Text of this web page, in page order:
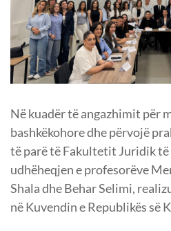
Në kuadër të angazhimit për
bashkëkohore dhe përvojë
të parë të Fakultetit Juridik të
udhëheqjen e profesorëve
Shala dhe Behar Selimi,
në Kuvendin e Republikës së